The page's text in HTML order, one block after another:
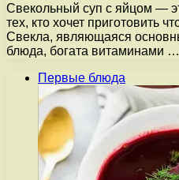
Свекольный суп с яйцом —
тех, кто хочет приготовить
Свекла, являющаяся
блюда, богата витаминами …
Первые блюда